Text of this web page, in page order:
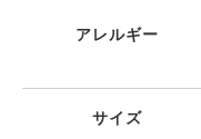
アレルギー
サイズ